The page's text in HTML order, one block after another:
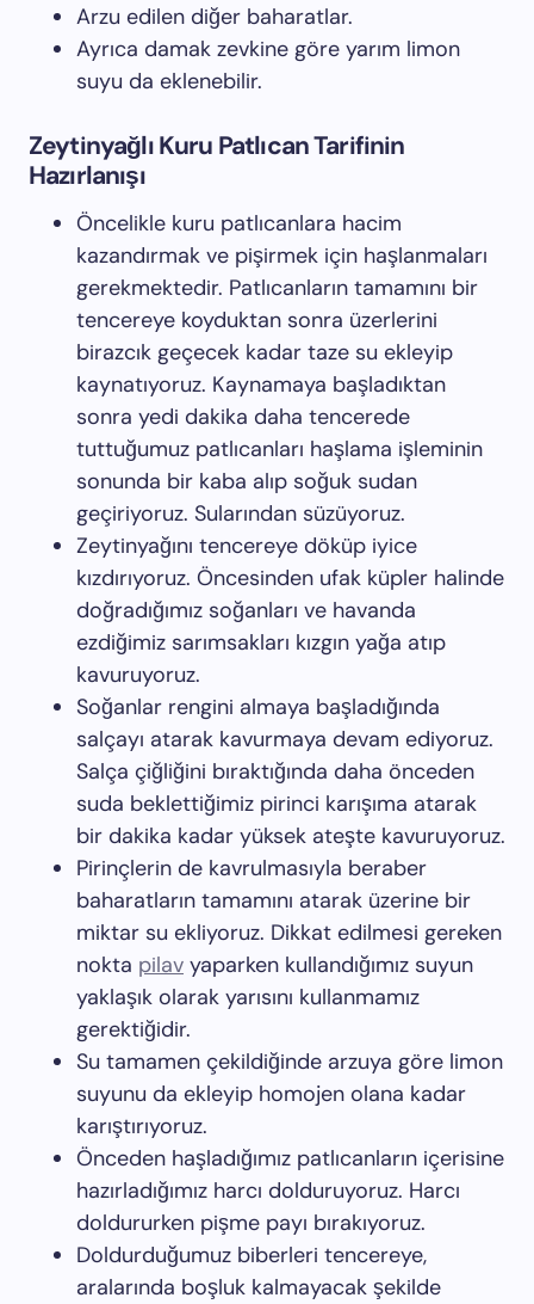
Arzu edilen diğer baharatlar.
Ayrıca damak zevkine göre yarım limon
suyu da eklenebilir.
Zeytinyağlı Kuru Patlıcan Tarifinin
Hazırlanışı
Öncelikle kuru patlıcanlara hacim
kazandırmak ve pişirmek için haşlanmaları
gerekmektedir. Patlıcanların tamamını bir
tencereye koyduktan sonra üzerlerini
birazcık geçecek kadar taze su ekleyip
kaynatıyoruz. Kaynamaya başladıktan
sonra yedi dakika daha tencerede
tuttuğumuz patlıcanları haşlama işleminin
sonunda bir kaba alıp soğuk sudan
geçiriyoruz. Sularından süzüyoruz.
Zeytinyağını tencereye döküp iyice
kızdırıyoruz. Öncesinden ufak küpler halinde
doğradığımız soğanları ve havanda
ezdiğimiz sarımsakları kızgın yağa atıp
kavuruyoruz.
Soğanlar rengini almaya başladığında
salçayı atarak kavurmaya devam ediyoruz.
Salça çiğliğini bıraktığında daha önceden
suda beklettiğimiz pirinci karışıma atarak
bir dakika kadar yüksek ateşte kavuruyoruz.
Pirinçlerin de kavrulmasıyla beraber
baharatların tamamını atarak üzerine bir
miktar su ekliyoruz. Dikkat edilmesi gereken
nokta pilav yaparken kullandığımız suyun
yaklaşık olarak yarısını kullanmamız
gerektiğidir.
Su tamamen çekildiğinde arzuya göre limon
suyunu da ekleyip homojen olana kadar
karıştırıyoruz.
Önceden haşladığımız patlıcanların içerisine
hazırladığımız harcı dolduruyoruz. Harcı
doldururken pişme payı bırakıyoruz.
Doldurduğumuz biberleri tencereye,
aralarında boşluk kalmayacak şekilde